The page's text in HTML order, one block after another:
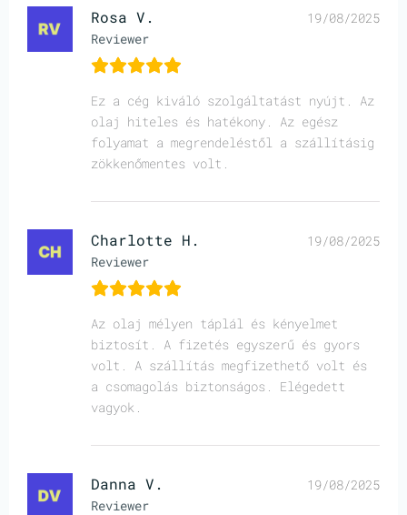
Rosa V.
Reviewer
19/08/2025
Ez a cég kiváló szolgáltatást nyújt. Az
olaj hiteles és hatékony. Az egész
folyamat a megrendeléstől a szállításig
zökkenőmentes volt.
Charlotte H.
Reviewer
19/08/2025
Az olaj mélyen táplál és kényelmet
biztosít. A fizetés egyszerű és gyors
volt. A szállítás megfizethető volt és
a csomagolás biztonságos. Elégedett
vagyok.
Danna V.
Reviewer
19/08/2025